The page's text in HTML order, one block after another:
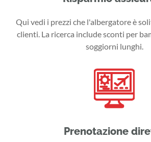
Qui vedi i prezzi che l'albergatore è
clienti. La ricerca include sconti per
soggiorni lunghi.
Prenotazione